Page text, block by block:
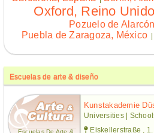
Oxford, Reino Unido
Pozuelo de
Puebla de Zaragoza, México |
Escuelas de arte & diseño
Escuelas De Arte &
Kunstakademie
Universities |
Eiskellerstraße , 1.